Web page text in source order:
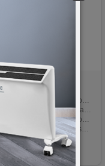
iPhone 17 Pro
Phone Case
materijal, netoksičan i bez mirisa
dizajn, odgovara vašem telefonu
štiti uređaj od ogrebotina, prljavštine i habanja
MagSafe magnetsko punjenje
elegantan i lak za nošenje
KM